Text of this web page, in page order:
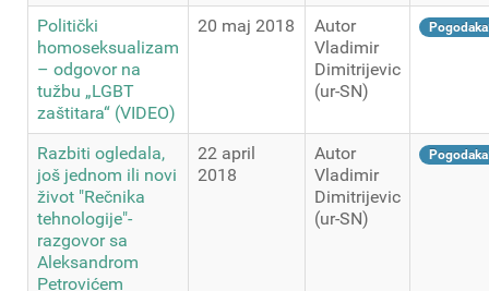
Politički
homoseksualizam
– odgovor na
tužbu „LGBT
zaštitara“ (VIDEO)
20 maj 2018
Autor
Vladimir
Dimitrijevic
(ur-SN)
Razbiti ogledala,
još jednom ili novi
život "Rečnika
tehnologije"-
razgovor sa
Aleksandrom
Petrovićem
22 april
2018
Autor
Vladimir
Dimitrijevic
(ur-SN)